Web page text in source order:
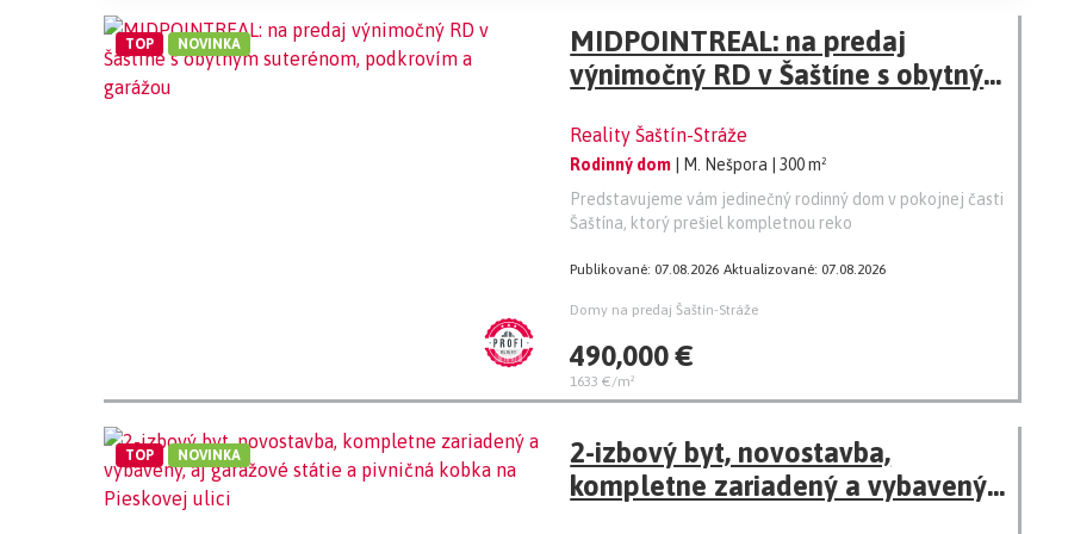
MIDPOINTREAL: na predaj
výnimočný RD v Šaštíne s obytným
Reality Šaštín-Stráže
Rodinný dom | M. Nešpora
| 300 m²
Predstavujeme vám jedinečný rodinný dom v pokojnej časti
Šaštína, ktorý prešiel kompletnou reko
Publikované: 07.08.2026 Aktualizované: 07.08.2026
Domy na predaj Šaštín-Stráže
490,000 €
1633 €/m²
TOP NOVINKA
2-izbový byt, novostavba,
kompletne zariadený a vybavený,
TOP NOVINKA